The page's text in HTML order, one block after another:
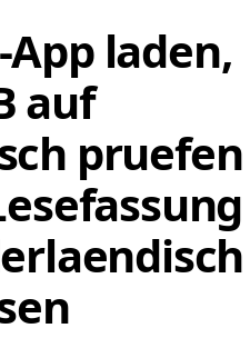
laden,
auf
pruefen